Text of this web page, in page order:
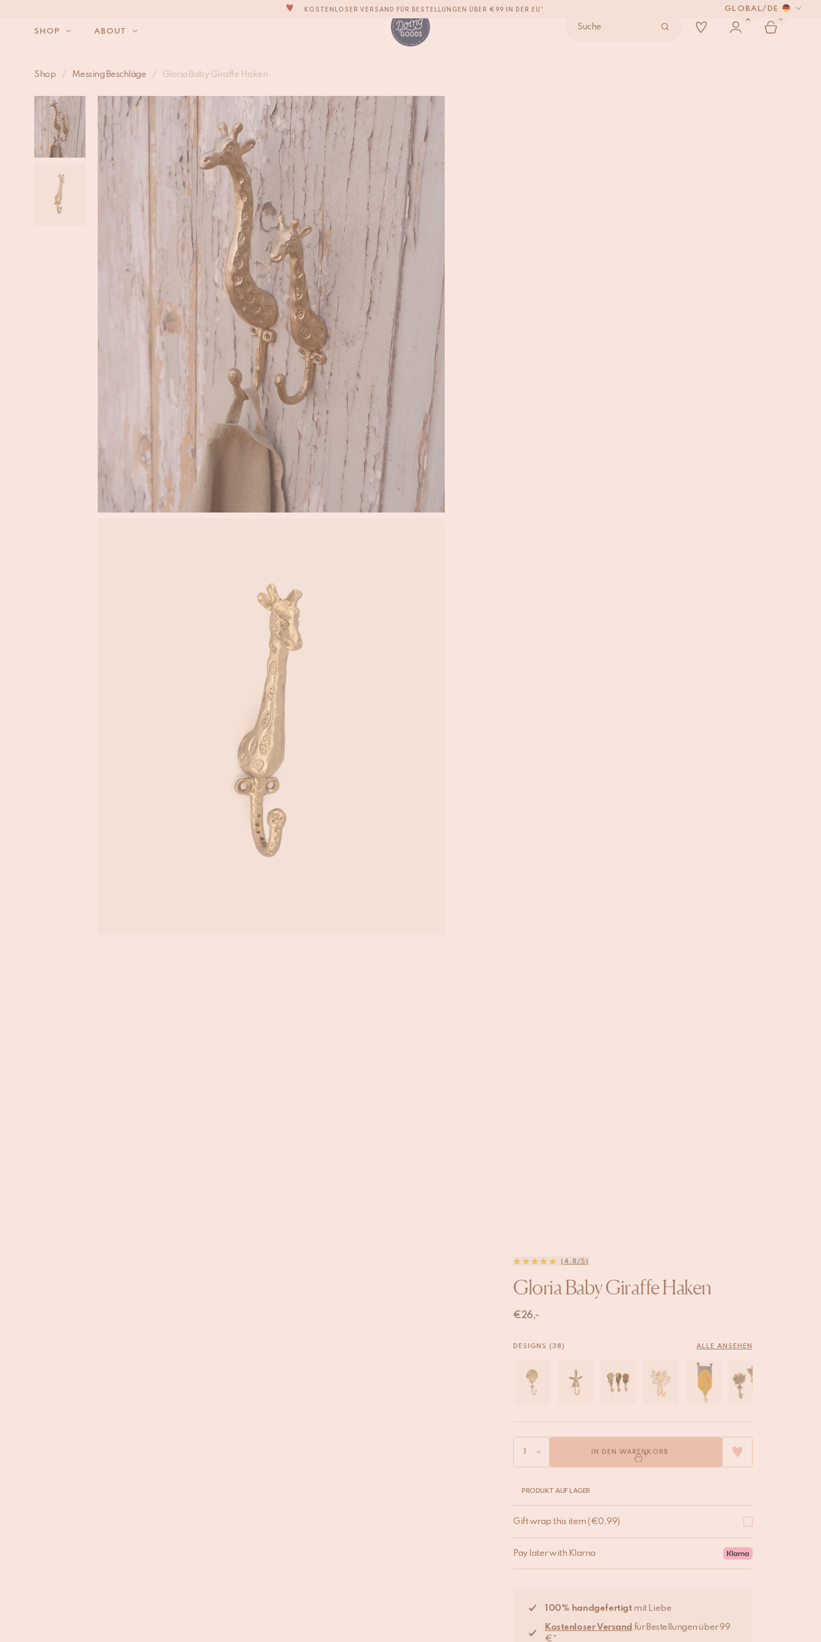
GLOBAL/ DE
KOSTENLOSER VERSAND FÜR BESTELLUNGEN ÜBER €99 IN DER EU*
DIE LIEBENSWERTESTE WOHNACCESSOIRE-MARKE DER WELT
ZU 100% MIT LIEBE VON HAND GEFERTIGT
WIR SIND STOLZ, B CORP ZERTIFIZIERT ZU SEIN!
KOSTENLOSER VERSAND FÜR BESTELLUNGEN ÜBER €99 IN DER EU*
SHOP ABOUT
Suche
0
Shop / Messing Beschläge / Gloria Baby Giraffe Haken
(4.8/5)
Gloria Baby Giraffe Haken
€26,-
DESIGNS (38) ALLE ANSEHEN
IN DEN WARENKORB
PRODUKT AUF LAGER
Gift wrap this item ( €0,99)
Pay later with Klarna
100% handgefertigt mit Liebe
Kostenloser Versand für Bestellungen über 99
€*